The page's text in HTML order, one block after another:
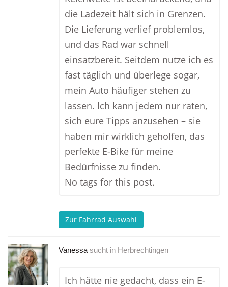
die Ladezeit hält sich in Grenzen.
Die Lieferung verlief problemlos,
und das Rad war schnell
einsatzbereit. Seitdem nutze ich es
fast täglich und überlege sogar,
mein Auto häufiger stehen zu
lassen. Ich kann jedem nur raten,
sich eure Tipps anzusehen – sie
haben mir wirklich geholfen, das
perfekte E-Bike für meine
Bedürfnisse zu finden.
No tags for this post.
Zur Fahrrad Auswahl
Vanessa sucht in Herbrechtingen
Ich hätte nie gedacht, dass ein E-